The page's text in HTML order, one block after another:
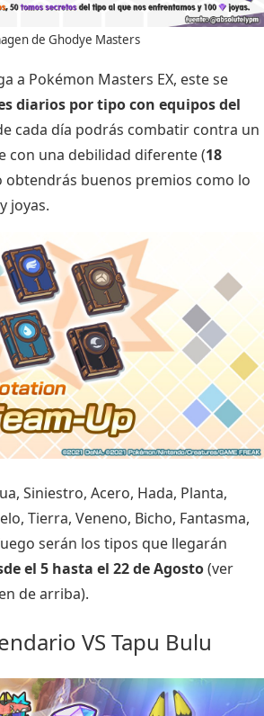
de Ghodye Masters
a Pokémon Masters EX, este se
diarios por tipo con equipos del
cada día podrás combatir contra un
con una debilidad diferente (18
obtendrás buenos premios como lo
joyas.
Siniestro, Acero, Hada, Planta,
Tierra, Veneno, Bicho, Fantasma,
serán los tipos que llegarán
el 5 hasta el 22 de Agosto(ver
de arriba).
VS Tapu Bulu